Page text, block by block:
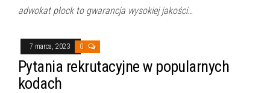
adwokat płock to gwarancja wysokiej jakości…
7 marca, 2023 0
Pytania rekrutacyjne w popularnych
kodach